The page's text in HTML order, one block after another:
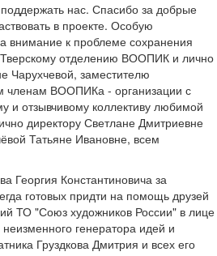
нас. Спасибо за добрые
в проекте. Особую
внимание к проблеме сохранения
отделению ВООПИК и лично
Чарухчевой, заместителю
членам ВООПИКа - организации с
отзывчивому коллективу любимой
директору Светлане Дмитриевне
Татьяне Ивановне, всем
Георгия Константиновича за
готовых придти на помощь друзей
ТО "Союз художников России" в лице
генератора идей и
Груздкова Дмитрия и всех его